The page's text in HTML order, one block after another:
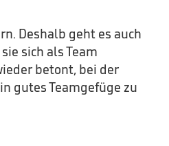
Deshalb geht es auch
sich als Team
betont, bei der
gutes Teamgefüge zu